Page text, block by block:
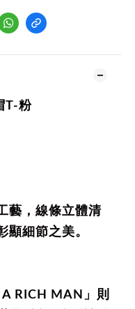
T-粉
藝，線條立體清
顯細節之美。
RICH MAN」則